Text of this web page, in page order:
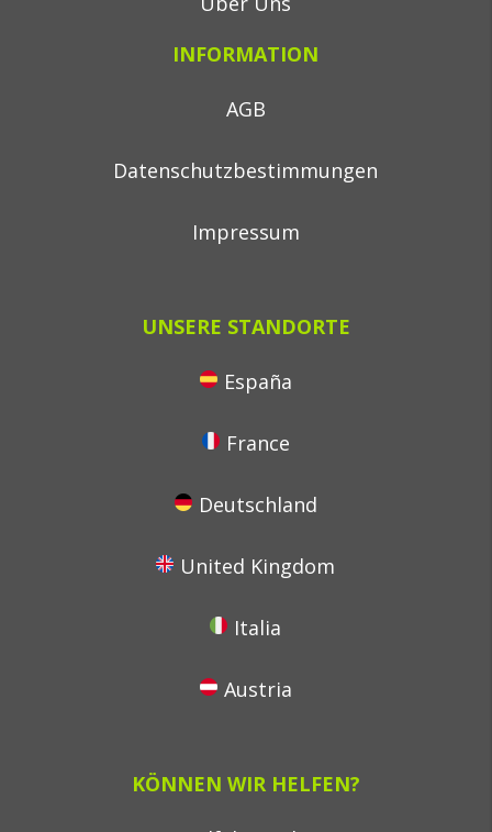
INFORMATION
AGB
Datenschutzbestimmungen
Impressum
UNSERE STANDORTE
España
France
Deutschland
United Kingdom
Italia
Austria
KÖNNEN WIR HELFEN?